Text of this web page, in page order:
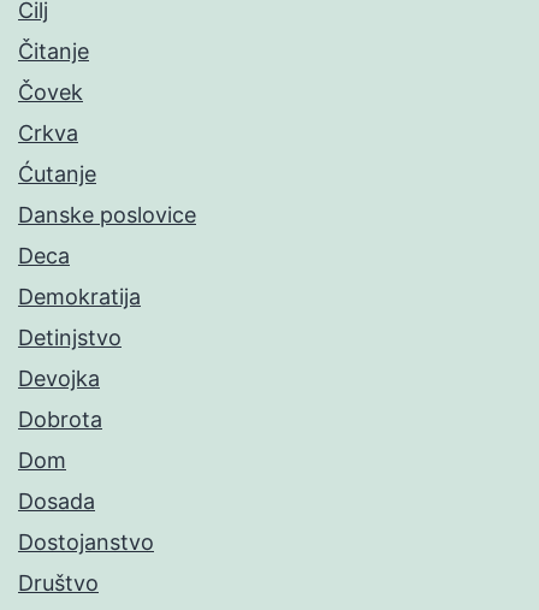
Cilj
Čitanje
Čovek
Crkva
Ćutanje
Danske poslovice
Deca
Demokratija
Detinjstvo
Devojka
Dobrota
Dom
Dosada
Dostojanstvo
Društvo